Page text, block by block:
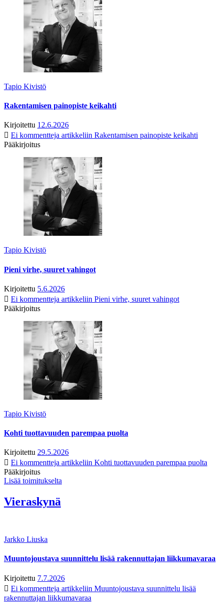
Tapio Kivistö
Rakentamisen painopiste keikahti
Kirjoitettu 12.6.2026
Ei kommentteja artikkeliin Rakentamisen painopiste keikahti
Pääkirjoitus
Tapio Kivistö
Pieni virhe, suuret vahingot
Kirjoitettu 5.6.2026
Ei kommentteja artikkeliin Pieni virhe, suuret vahingot
Pääkirjoitus
Tapio Kivistö
Kohti tuottavuuden parempaa puolta
Kirjoitettu 29.5.2026
Ei kommentteja artikkeliin Kohti tuottavuuden parempaa puolta
Pääkirjoitus
Lisää toimitukselta
Vieraskynä
Jarkko Liuska
Muuntojoustava suunnittelu lisää rakennuttajan liikkumavaraa
Kirjoitettu 7.7.2026
Ei kommentteja artikkeliin Muuntojoustava suunnittelu lisää
rakennuttajan liikkumavaraa